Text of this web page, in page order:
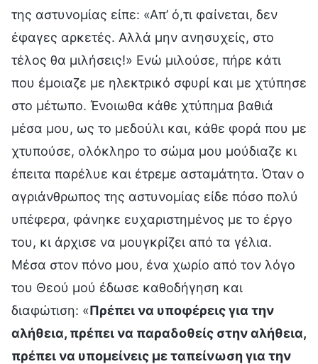
της αστυνομίας είπε: «Απ’ ό,τι φαίνεται, δεν
έφαγες αρκετές. Αλλά μην ανησυχείς, στο
τέλος θα μιλήσεις!» Ενώ μιλούσε, πήρε κάτι
που έμοιαζε με ηλεκτρικό σφυρί και με χτύπησε
στο μέτωπο. Ένοιωθα κάθε χτύπημα βαθιά
μέσα μου, ως το μεδούλι και, κάθε φορά που με
χτυπούσε, ολόκληρο το σώμα μου μούδιαζε κι
έπειτα παρέλυε και έτρεμε ασταμάτητα. Όταν ο
αγριάνθρωπος της αστυνομίας είδε πόσο πολύ
υπέφερα, φάνηκε ευχαριστημένος με το έργο
του, κι άρχισε να μουγκρίζει από τα γέλια.
Μέσα στον πόνο μου, ένα χωρίο από τον λόγο
του Θεού μού έδωσε καθοδήγηση και
διαφώτιση: «Πρέπει να υποφέρεις για την
αλήθεια, πρέπει να παραδοθείς στην αλήθεια,
πρέπει να υπομείνεις με ταπείνωση για την